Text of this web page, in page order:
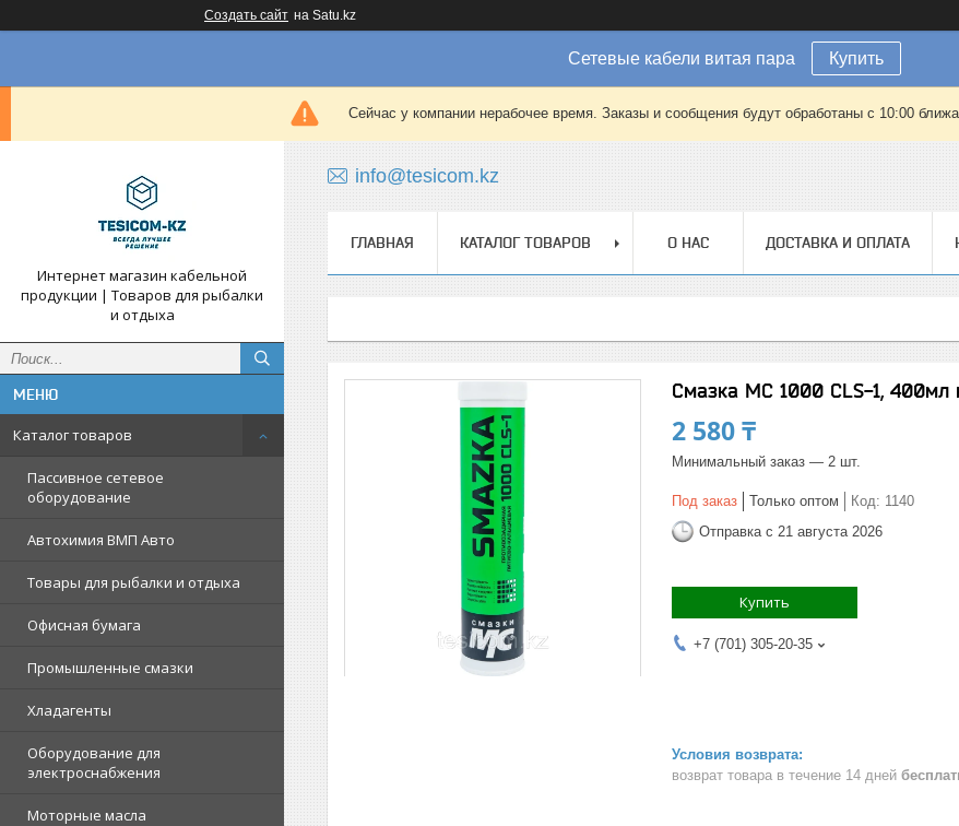
Создать сайт на Satu.kz
Сетевые кабели витая пара Купить
Сейчас у компании нерабочее время. Заказы и сообщения будут обработаны с 10:00
Интернет магазин кабельной
продукции | Товаров для рыбалки
и отдыха
Каталог товаров
Пассивное сетевое
оборудование
Автохимия ВМП Авто
Товары для рыбалки и отдыха
Офисная бумага
Промышленные смазки
Хладагенты
Оборудование для
электроснабжения
Моторные масла
info@tesicom.kz
ГЛАВНАЯ КАТАЛОГ ТОВАРОВ О НАС ДОСТАВКА И ОПЛАТА
Смазка МС 1000 CLS-1, 400мл
2 580 ₸
Минимальный заказ — 2 шт.
Под заказ Только оптом Код: 1140
Отправка с 21 августа 2026
Купить
+7 (701) 305-20-35
возврат товара в течение 14 дней